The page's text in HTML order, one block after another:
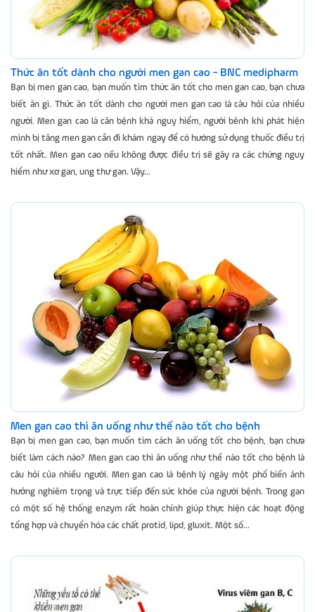
Thức ăn tốt dành cho người men gan cao - BNC medipharm
Bạn bị men gan cao, bạn muốn tìm thức ăn tốt cho men gan cao, bạn chưa
biết ăn gì. Thức ăn tốt dành cho người men gan cao là câu hỏi của nhiều
người. Men gan cao là căn bệnh khá nguy hiểm, người bênh khi phát hiện
mình bị tăng men gan cần đi khám ngay để có hướng sử dụng thuốc điều trị
tốt nhất. Men gan cao nếu không được điều trị sẽ gây ra các chứng nguy
hiểm như xơ gan, ung thư gan. Vậy...
Men gan cao thì ăn uống như thế nào tốt cho bệnh
Bạn bị men gan cao, bạn muốn tìm cách ăn uống tốt cho bệnh, bạn chưa
biết làm cách nào? Men gan cao thì ăn uống như thế nào tốt cho bệnh là
câu hỏi của nhiều người. Men gan cao là bệnh lý ngày một phổ biến ảnh
hưởng nghiêm trọng và trực tiếp đến sức khỏe của người bệnh. Trong gan
có một số hệ thống enzym rất hoàn chỉnh giúp thực hiện các hoạt động
tổng hợp và chuyển hóa các chất protid, lipd, gluxit. Một số...